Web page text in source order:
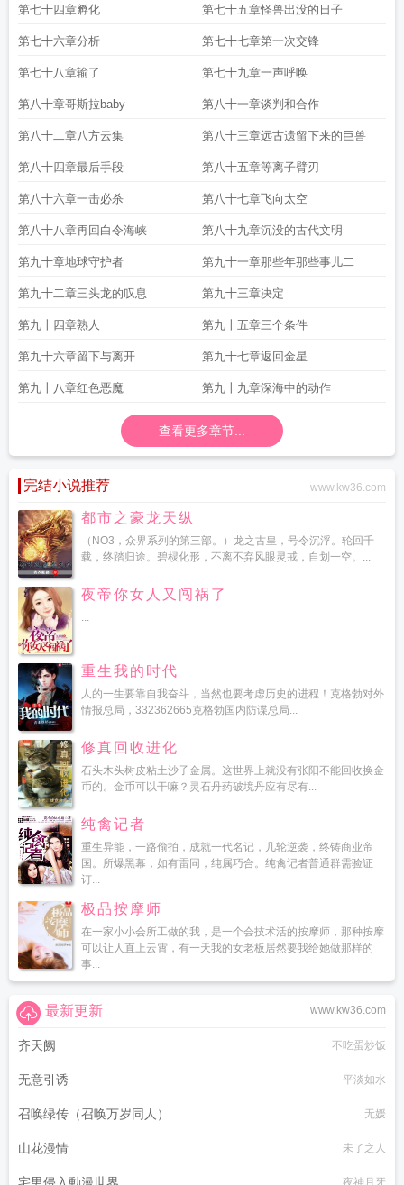
第七十四章孵化 第七十五章怪兽出没的日子
第七十六章分析 第七十七章第一次交锋
第七十八章输了 第七十九章一声呼唤
第八十章哥斯拉baby 第八十一章谈判和合作
第八十二章八方云集 第八十三章远古遗留下来的巨兽
第八十四章最后手段 第八十五章等离子臂刃
第八十六章一击必杀 第八十七章飞向太空
第八十八章再回白令海峡 第八十九章沉没的古代文明
第九十章地球守护者 第九十一章那些年那些事儿二
第九十二章三头龙的叹息 第九十三章决定
第九十四章熟人 第九十五章三个条件
第九十六章留下与离开 第九十七章返回金星
第九十八章红色恶魔 第九十九章深海中的动作
查看更多章节...
完结小说推荐 www.kw36.com
都市之豪龙天纵
（NO3，众界系列的第三部。）龙之古皇，号令沉浮。轮回千
载，终踏归途。碧棂化形，不离不弃风眼灵戒，自划一空。...
夜帝你女人又闯祸了
...
重生我的时代
人的一生要靠自我奋斗，当然也要考虑历史的进程！克格勃对外
情报总局，332362665克格勃国内防谍总局...
修真回收进化
石头木头树皮粘土沙子金属。这世界上就没有张阳不能回收换金
币的。金币可以干嘛？灵石丹药破境丹应有尽有...
纯禽记者
重生异能，一路偷拍，成就一代名记，几轮逆袭，终铸商业帝
国。所爆黑幕，如有雷同，纯属巧合。纯禽记者普通群需验证
订...
极品按摩师
在一家小小会所工做的我，是一个会技术活的按摩师，那种按摩
可以让人直上云霄，有一天我的女老板居然要我给她做那样的
事...
www.kw36.com
最新更新
齐天阙 不吃蛋炒饭
无意引诱 平淡如水
召唤绿传（召唤万岁同人） 无媛
山花漫情 未了之人
夜神月牙